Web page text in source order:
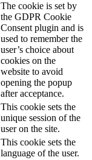
The cookie is set by
the GDPR Cookie
Consent plugin and is
used to remember the
user’s choice about
cookies on the
website to avoid
opening the popup
after acceptance.
This cookie sets the
unique session of the
user on the site.
This cookie sets the
language of the user.